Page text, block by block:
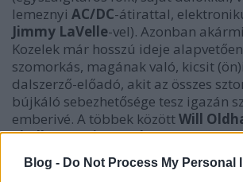
Blog - Do Not Process My Personal
lemeznyi AC/DC-átirattal,
Jimmy LaVelle-vel). Azonban
Kozelek már hosszú ideje
szomorkás, magának való, kicsit
dalszerző-előadó, akit az összes
bújkáló sebezhetősége tesz igazán
emberivé. A többek közöttWill
Shelley(Sonic Youth)
Benji
őszintesége viszont még ezek
képes arcul csapni az embert.